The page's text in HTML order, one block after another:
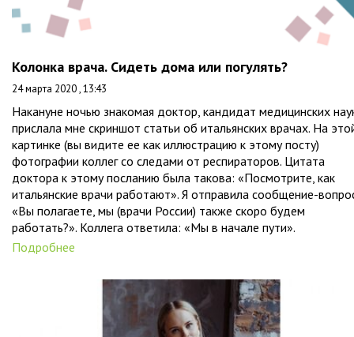
Колонка врача. Сидеть дома или погулять?
24 марта 2020 , 13:43
Накануне ночью знакомая доктор, кандидат медицинских
прислала мне скриншот статьи об итальянских врачах. На
картинке (вы видите ее как иллюстрацию к этому посту)
фотографии коллег со следами от респираторов. Цитата
доктора к этому посланию была такова: «Посмотрите, как
итальянские врачи работают». Я отправила сообщение-
«Вы полагаете, мы (врачи России) также скоро будем
работать?». Коллега ответила: «Мы в начале пути».
Подробнее